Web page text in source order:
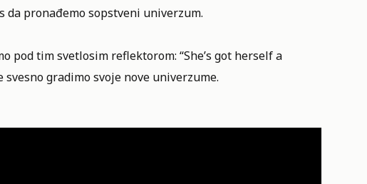
da pronađemo sopstveni univerzum.
pod tim svetlosim reflektorom: “She’s got herself a
gradimo svoje nove univerzume.